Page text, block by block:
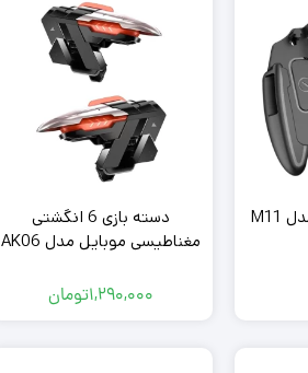
دسته بازی موبایل مدل M11
دسته بازی 6 انگشتی
مغناطیسی موبایل مدل AK06
1,290,000تومان